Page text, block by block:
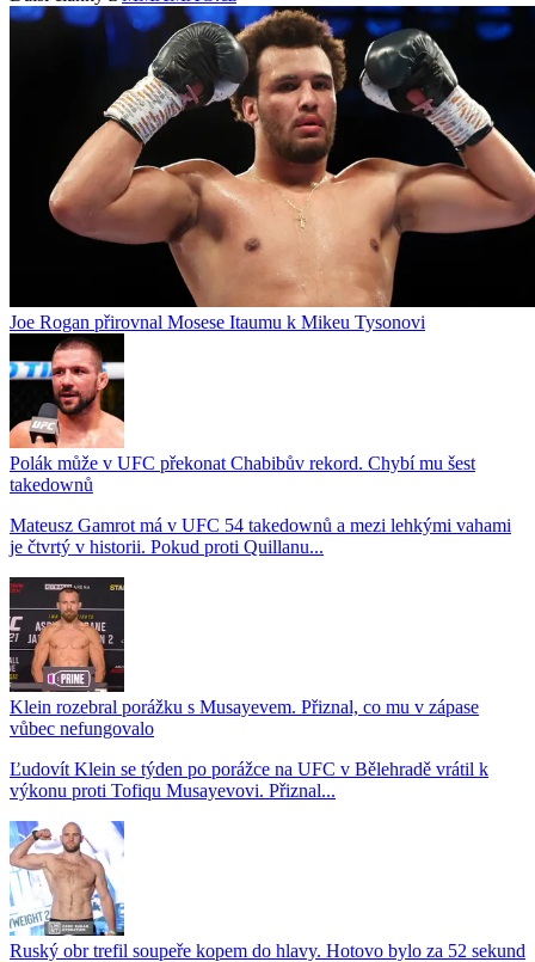
Joe Rogan přirovnal Mosese Itaumu k Mikeu Tysonovi
Polák může v UFC překonat Chabibův rekord. Chybí mu šest
takedownů
Mateusz Gamrot má v UFC 54 takedownů a mezi lehkými vahami
je čtvrtý v historii. Pokud proti Quillanu...
Klein rozebral porážku s Musayevem. Přiznal, co mu v zápase
vůbec nefungovalo
Ľudovít Klein se týden po porážce na UFC v Bělehradě vrátil k
výkonu proti Tofiqu Musayevovi. Přiznal...
Ruský obr trefil soupeře kopem do hlavy. Hotovo bylo za 52 sekund